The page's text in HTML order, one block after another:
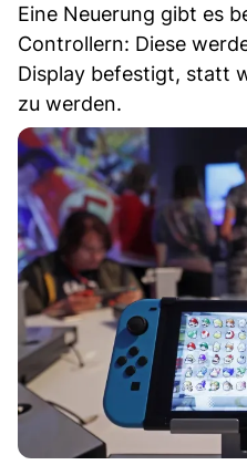
Eine Neuerung gibt es
Controllern: Diese
Display befestigt, statt
zu werden.